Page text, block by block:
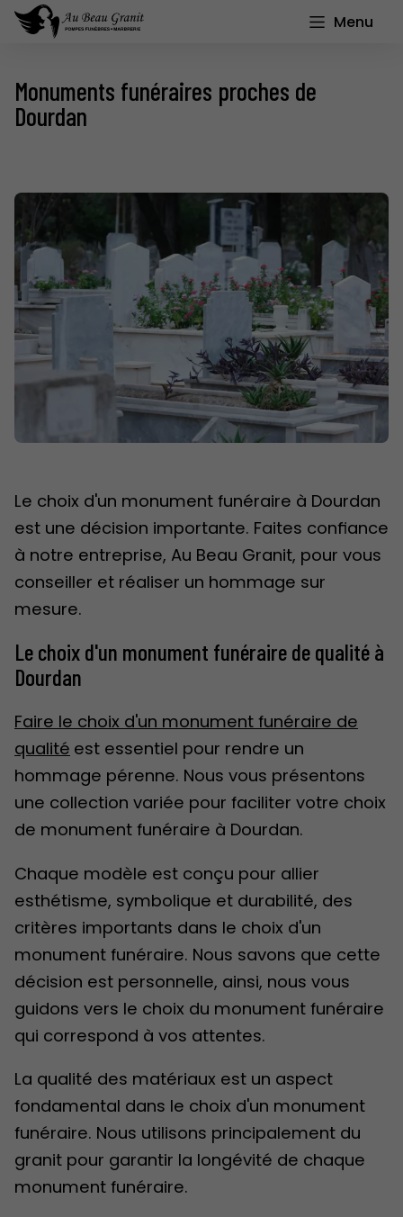
Menu
Monuments funéraires proches de
Dourdan
Le choix d'un monument funéraire à Dourdan
est une décision importante. Faites confiance
à notre entreprise, Au Beau Granit, pour vous
conseiller et réaliser un hommage sur
mesure.
Le choix d'un monument funéraire de qualité à
Dourdan
Faire le choix d'un monument funéraire de
qualité est essentiel pour rendre un
hommage pérenne. Nous vous présentons
une collection variée pour faciliter votre choix
de monument funéraire à Dourdan.
Chaque modèle est conçu pour allier
esthétisme, symbolique et durabilité, des
critères importants dans le choix d'un
monument funéraire. Nous savons que cette
décision est personnelle, ainsi, nous vous
guidons vers le choix du monument funéraire
qui correspond à vos attentes.
La qualité des matériaux est un aspect
fondamental dans le choix d'un monument
funéraire. Nous utilisons principalement du
granit pour garantir la longévité de chaque
monument funéraire.